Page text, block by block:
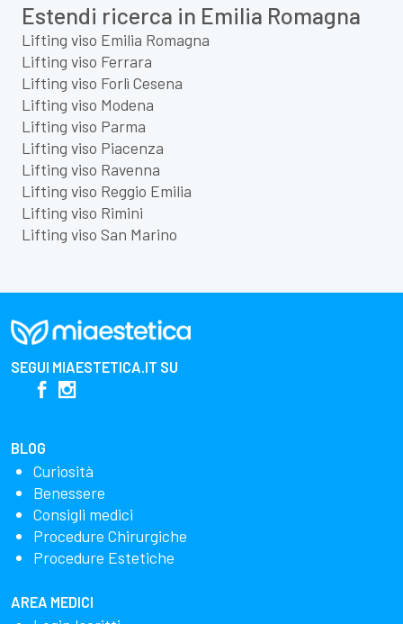
Estendi ricerca in Emilia Romagna
Lifting viso Emilia Romagna
Lifting viso Ferrara
Lifting viso Forlì Cesena
Lifting viso Modena
Lifting viso Parma
Lifting viso Piacenza
Lifting viso Ravenna
Lifting viso Reggio Emilia
Lifting viso Rimini
Lifting viso San Marino
SEGUI MIAESTETICA.IT SU
BLOG
Curiosità
Benessere
Consigli medici
Procedure Chirurgiche
Procedure Estetiche
AREA MEDICI